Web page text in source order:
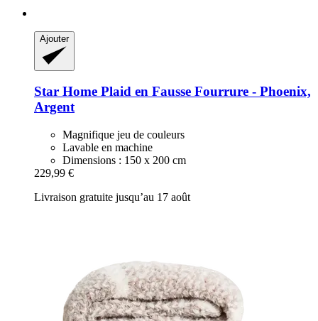
Ajouter
Star Home Plaid en Fausse Fourrure -​ Phoenix,
Argent
Magnifique jeu de couleurs
Lavable en machine
Dimensions : 150 x 200 cm
229,99 €
Livraison gratuite jusqu’au 17 août